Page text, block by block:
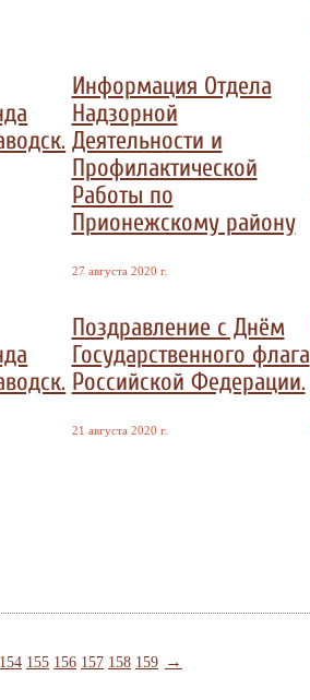
Информация Отдела
Надзорной
Деятельности и
Профилактической
Работы по
Прионежскому району
27 августа 2020 г.
Поздравление с Днём
Государственного флага
Российской Федерации.
21 августа 2020 г.
154 155 156 157 158 159 →